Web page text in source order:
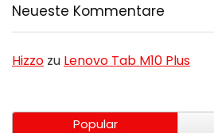
Neueste Kommentare
Hizzo zu Lenovo Tab M10 Plus
Popular